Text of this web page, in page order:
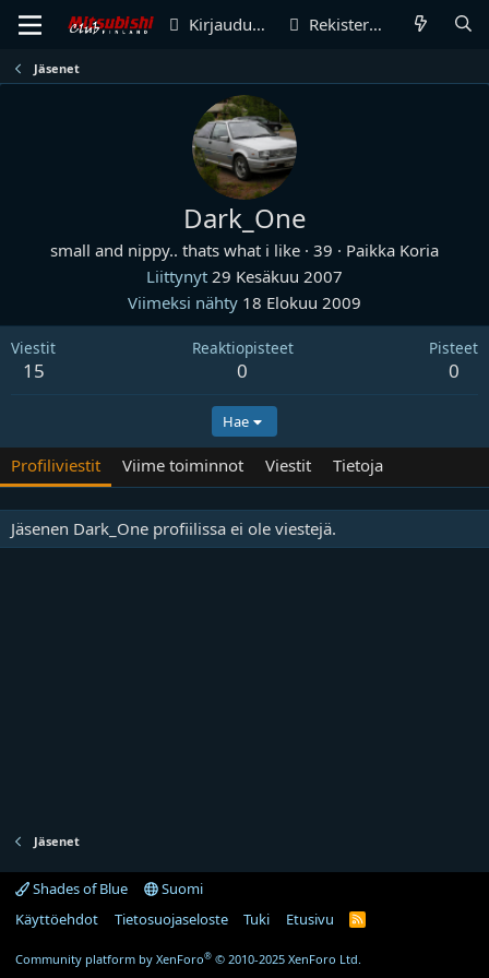
Kirjaudu sisään Rekisteröidy
Jäsenet
Dark_One
small and nippy.. thats what i like · 39 · Paikka Koria
Liittynyt 29 Kesäkuu 2007
Viimeksi nähty 18 Elokuu 2009
Viestit
15
Reaktiopisteet
0
Pisteet
0
Hae
Profiliviestit Viime toiminnot Viestit Tietoja
Jäsenen Dark_One profiilissa ei ole viestejä.
Jäsenet
Shades of Blue
Suomi
Käyttöehdot
Tietosuojaseloste Tuki Etusivu
R
Community platform by XenForo® © 2010-2025 XenForo Ltd.